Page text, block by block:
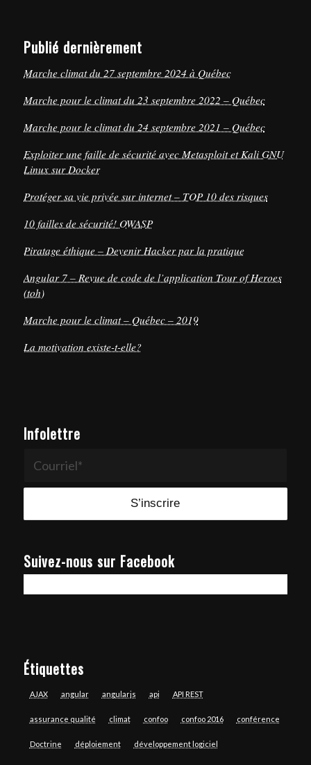
Publié dernièrement
Marche climat du 27 septembre 2024 à Québec
Marche pour le climat du 23 septembre 2022 – Québec
Marche pour le climat du 24 septembre 2021 – Québec
Exploiter une faille de sécurité avec Metasploit et Kali GNU
Linux sur Docker
Protéger sa vie privée sur internet – TOP 10 des risques
10 failles de sécurité! OWASP
Piratage éthique – Devenir Hacker par la pratique
Angular 7 – Revue de code de l’application Tour of Heroes
(toh)
Marche pour le climat – Québec – 2019
La motivation existe-t-elle?
Infolettre
Suivez-nous sur Facebook
Étiquettes
AJAX angular angularjs api API REST
assurance qualité climat confoo confoo 2016 conférence
Doctrine déploiement développement logiciel